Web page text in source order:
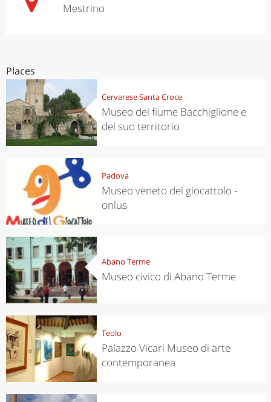
Mestrino
Places
Cervarese Santa Croce
Museo del fiume Bacchiglione e
del suo territorio
Padova
Museo veneto del giocattolo -
onlus
Abano Terme
Museo civico di Abano Terme
Teolo
Palazzo Vicari Museo di arte
contemporanea